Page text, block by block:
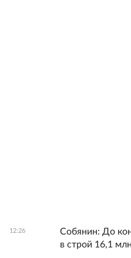
12:26
Собянин: До
в строй 16,1